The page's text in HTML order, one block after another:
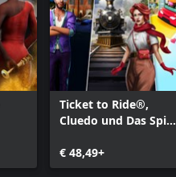
Ticket to Ride®,
Cluedo und Das Spiel
Klassisches
Brettspiel-Bundle
€ 48,49+